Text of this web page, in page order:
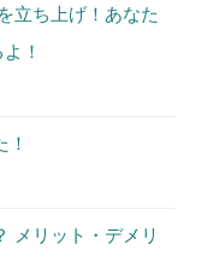
立ち上げ！あなた
！
メリット・デメリ